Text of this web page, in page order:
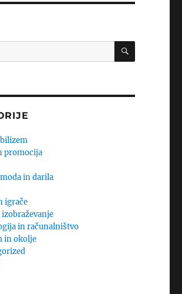
SEARCH
promocija
in darila
igrače
izobraževanje
in računalništvo
in okolje